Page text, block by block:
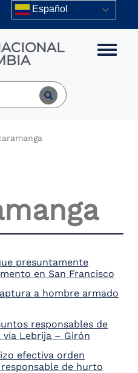
Español
Toggle
presuntamente
en San Francisco
a hombre armado
responsables de
Lebrija – Girón
efectiva orden
de hurto